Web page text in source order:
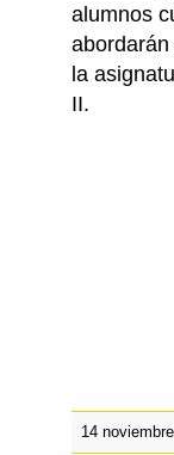
alumnos
la
II.
14